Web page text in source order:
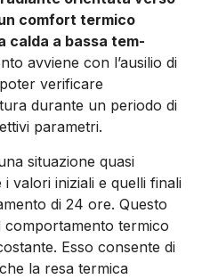
comfort termico
calda a bassa tem­
avviene con l’ausilio di
verificare
durante un periodo di
parametri.
situazione quasi
valori iniziali e quelli finali
di 24 ore. Questo
comporta­mento termico
Esso consen­te di
la resa termica